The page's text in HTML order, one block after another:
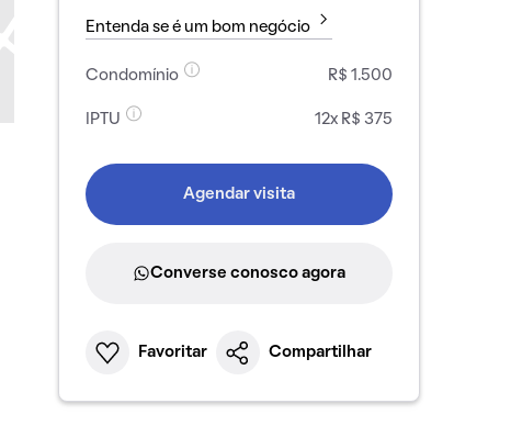
Entenda se é um bom negócio
Condomínio R$ 1.500
IPTU 12x R$ 375
Agendar visita
Converse conosco agora
Favoritar Compartilhar